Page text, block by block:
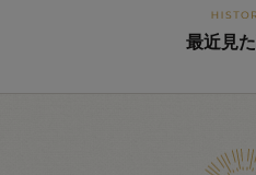
最近見